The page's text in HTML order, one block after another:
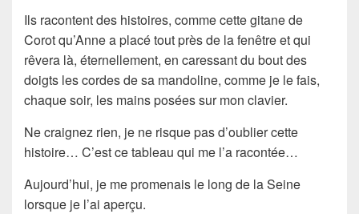
Ils racontent des histoires, comme cette gitane de
Corot qu’Anne a placé tout près de la fenêtre et qui
rêvera là, éternellement, en caressant du bout des
doigts les cordes de sa mandoline, comme je le fais,
chaque soir, les mains posées sur mon clavier.
Ne craignez rien, je ne risque pas d’oublier cette
histoire… C’est ce tableau qui me l’a racontée…
Aujourd’hui, je me promenais le long de la Seine
lorsque je l’ai aperçu.